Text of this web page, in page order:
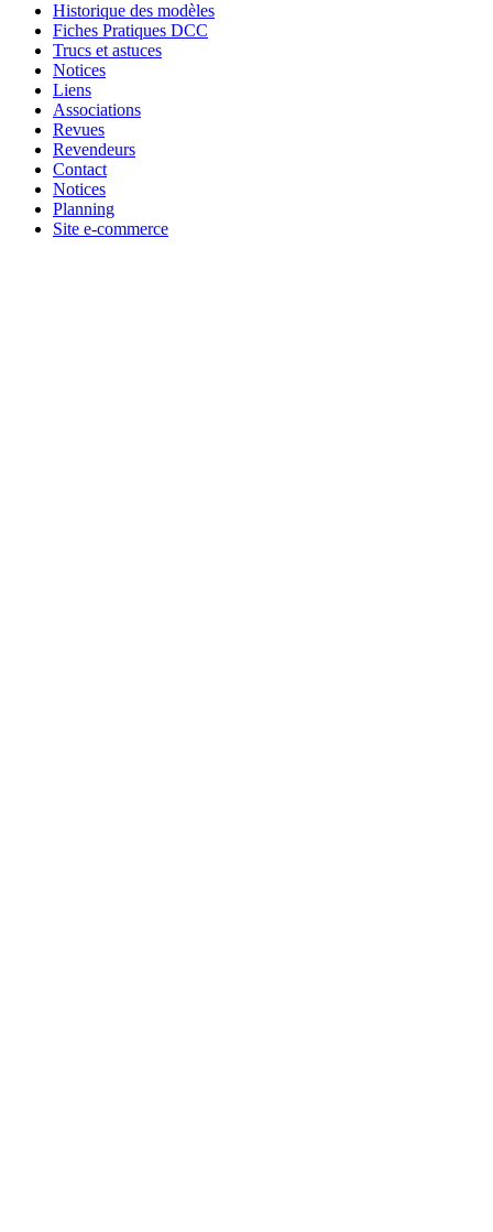
Historique des modèles
Fiches Pratiques DCC
Trucs et astuces
Notices
Liens
Associations
Revues
Revendeurs
Contact
Notices
Planning
Site e-commerce